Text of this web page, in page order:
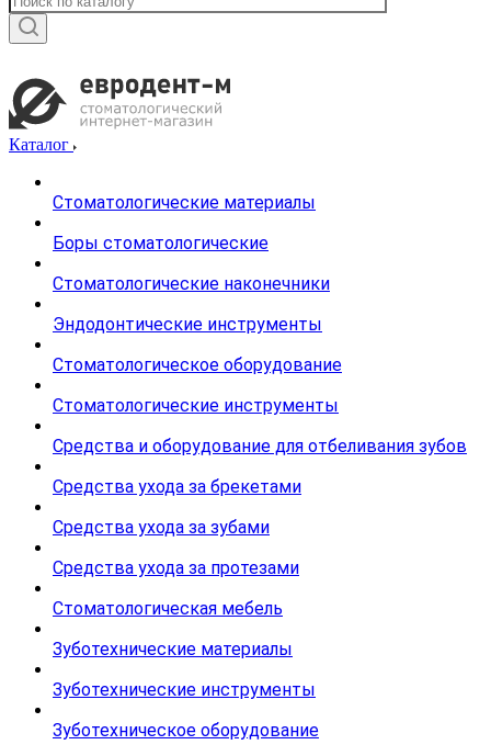
Каталог
Стоматологические материалы
Боры стоматологические
Стоматологические наконечники
Эндодонтические инструменты
Стоматологическое оборудование
Стоматологические инструменты
Средства и оборудование для отбеливания зубов
Средства ухода за брекетами
Средства ухода за зубами
Средства ухода за протезами
Стоматологическая мебель
Зуботехнические материалы
Зуботехнические инструменты
Зуботехническое оборудование